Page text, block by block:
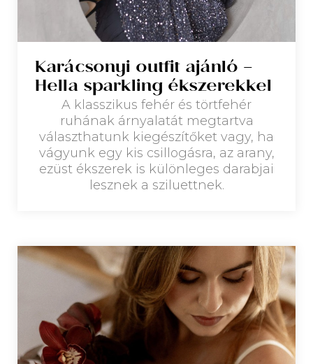
Karácsonyi outfit ajánló –
Hella sparkling ékszerekkel
A klasszikus fehér és törtfehér
ruhának árnyalatát megtartva
választhatunk kiegészítőket vagy, ha
vágyunk egy kis csillogásra, az arany,
ezüst ékszerek is különleges darabjai
lesznek a sziluettnek.